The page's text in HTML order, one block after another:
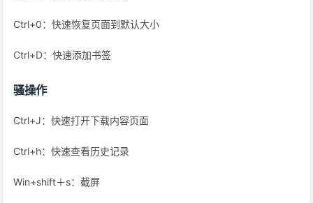
Ctrl+0：快速恢复页面到默认大小
Ctrl+D：快速添加书签
骚操作
Ctrl+J：快速打开下载内容页面
Ctrl+h：快速查看历史记录
Win+shift＋s：截屏